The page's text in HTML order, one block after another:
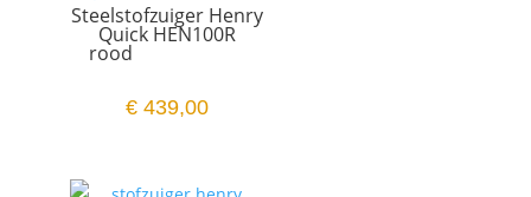
Steelstofzuiger Henry
Quick HEN100R
rood
€ 439,00